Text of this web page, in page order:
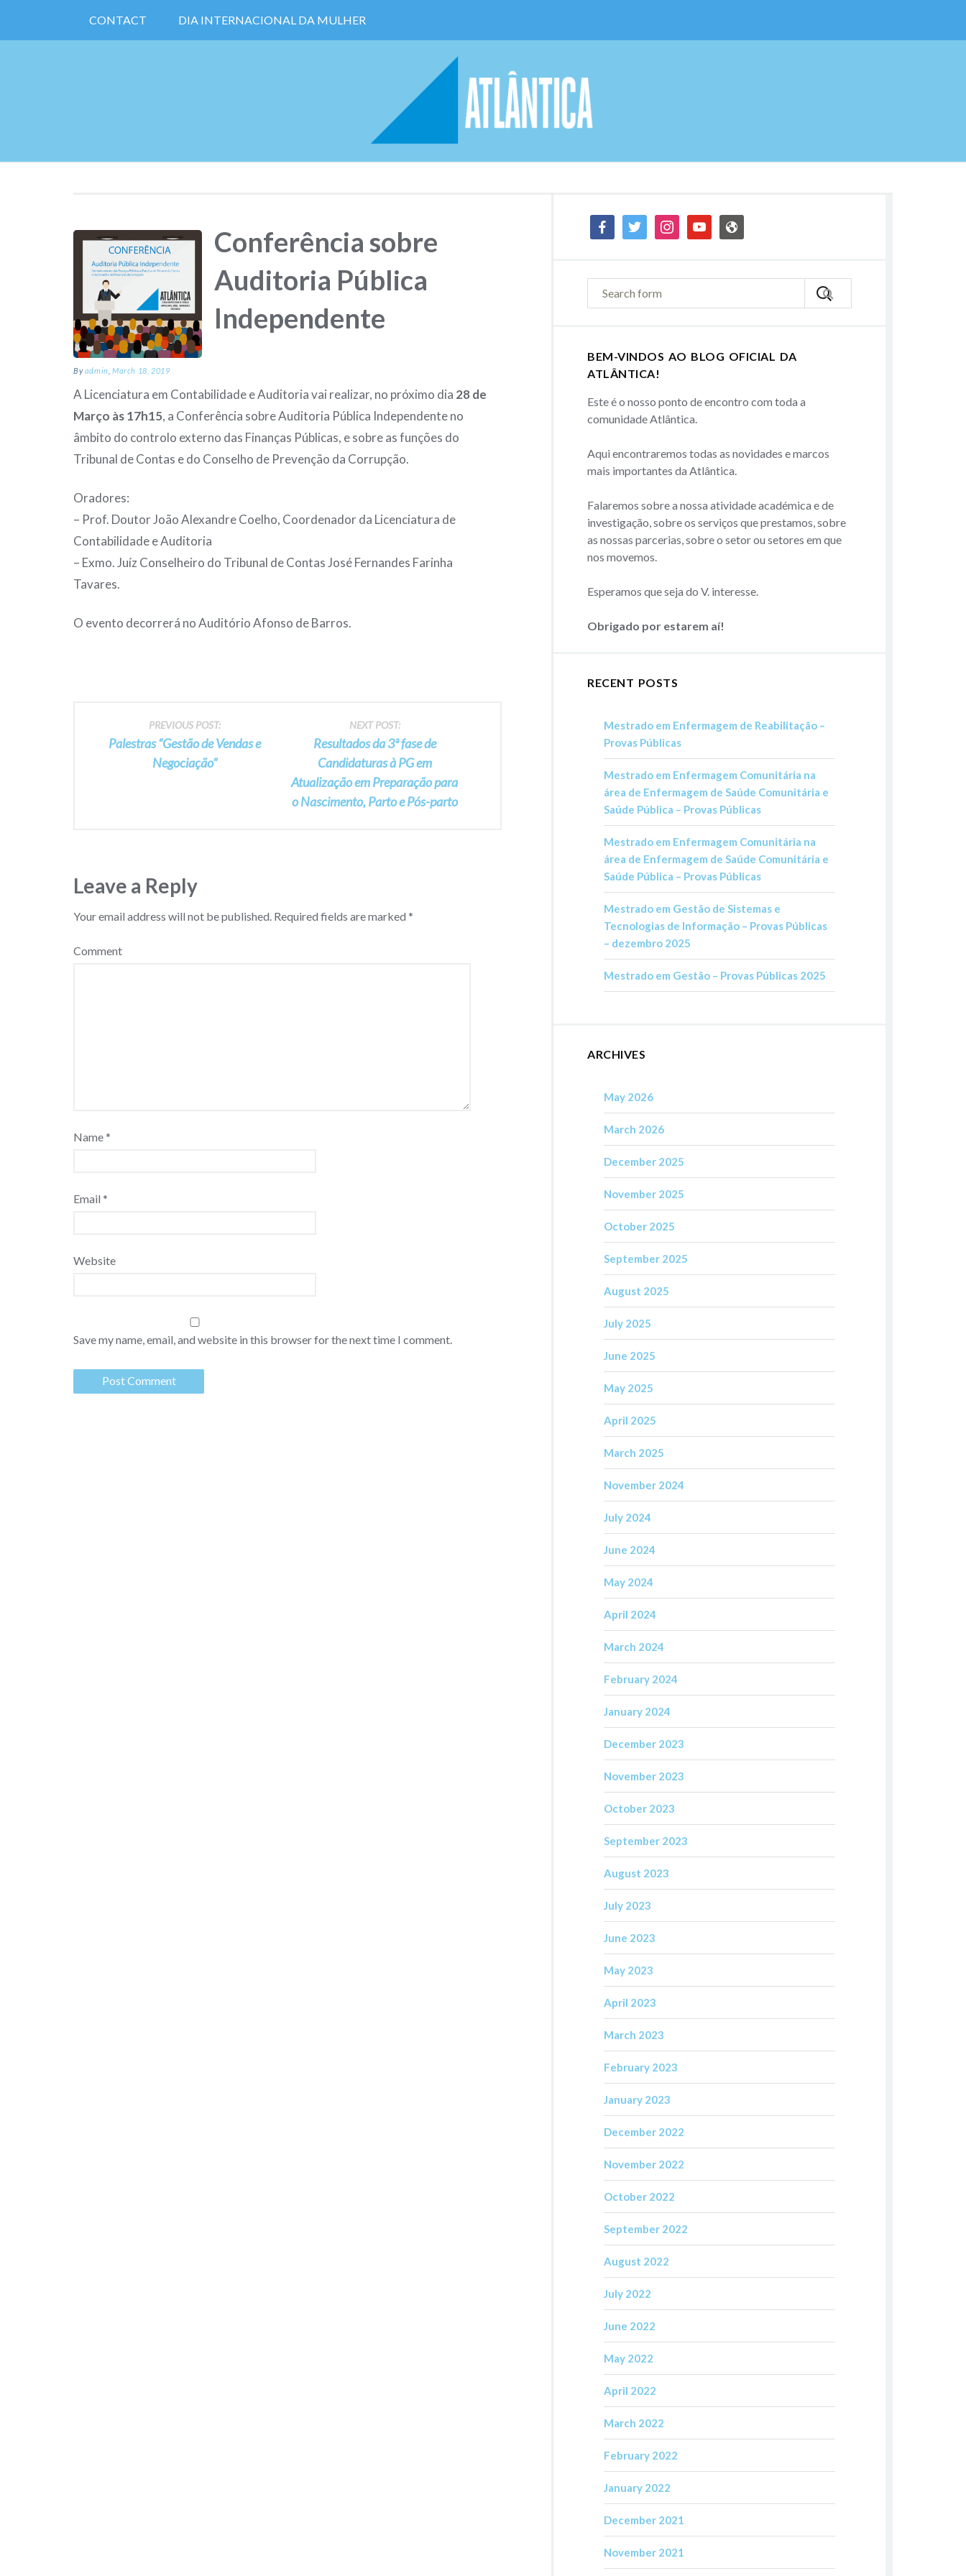
CONTACT DIA INTERNACIONAL DA MULHER
Byadmin ,March 18, 2019
Conferência sobre
Auditoria Pública
Independente
A Licenciatura em Contabilidade e Auditoria vai realizar, no próximo dia 28 de
Março às 17h15, a Conferência sobre Auditoria Pública Independente no
âmbito do controlo externo das Finanças Públicas, e sobre as funções do
Tribunal de Contas e do Conselho de Prevenção da Corrupção.
Oradores:
– Prof. Doutor João Alexandre Coelho, Coordenador da Licenciatura de
Contabilidade e Auditoria
– Exmo. Juíz Conselheiro do Tribunal de Contas José Fernandes Farinha
Tavares.
O evento decorrerá no Auditório Afonso de Barros.
navigation
PREVIOUS POST:
Palestras “Gestão de Vendas e
Negociação”
NEXT POST:
Resultados da 3ª fase de
Candidaturas à PG em
Atualização em Preparação para
o Nascimento, Parto e Pós-parto
Leave a Reply
Your email address will not be published. Required fields are marked *
Comment
Name*
Email *
Website
Save my name, email, and website in this browser for the next time I comment.
facebooktwitter instagramyoutubeadmin-
site
BEM-VINDOS AO BLOG OFICIAL DA
ATLÂNTICA!
Este é o nosso ponto de encontro com toda a
comunidade Atlântica.
Aqui encontraremos todas as novidades e marcos
mais importantes da Atlântica.
Falaremos sobre a nossa atividade académica e de
investigação, sobre os serviços que prestamos, sobre
as nossas parcerias, sobre o setor ou setores em que
nos movemos.
Esperamos que seja do V. interesse.
Obrigado por estarem aí!
RECENT POSTS
Mestrado em Enfermagem de Reabilitação –
Provas Públicas
Mestrado em Enfermagem Comunitária na
área de Enfermagem de Saúde Comunitária e
Saúde Pública – Provas Públicas
Mestrado em Enfermagem Comunitária na
área de Enfermagem de Saúde Comunitária e
Saúde Pública – Provas Públicas
Mestrado em Gestão de Sistemas e
Tecnologias de Informação – Provas Públicas
– dezembro 2025
Mestrado em Gestão – Provas Públicas 2025
ARCHIVES
May 2026
March 2026
December 2025
November 2025
October 2025
September 2025
August 2025
July 2025
June 2025
May 2025
April 2025
March 2025
November 2024
July 2024
June 2024
May 2024
April 2024
March 2024
February 2024
January 2024
December 2023
November 2023
October 2023
September 2023
August 2023
July 2023
June 2023
May 2023
April 2023
March 2023
February 2023
January 2023
December 2022
November 2022
October 2022
September 2022
August 2022
July 2022
June 2022
May 2022
April 2022
March 2022
February 2022
January 2022
December 2021
November 2021